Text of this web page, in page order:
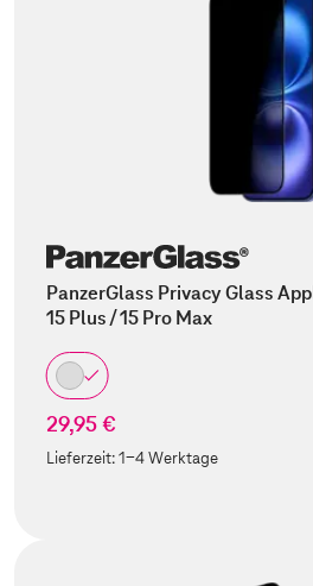
PanzerGlass Privacy Glass
15 Plus / 15 Pro Max
29,95 €
Lieferzeit:1-4 Werktage